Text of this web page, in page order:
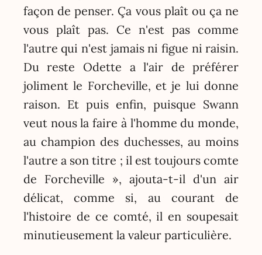
façon de penser. Ça vous plaît ou ça ne
vous plaît pas. Ce n'est pas comme
l'autre qui n'est jamais ni figue ni raisin.
Du reste Odette a l'air de préférer
joliment le Forcheville, et je lui donne
raison. Et puis enfin, puisque Swann
veut nous la faire à l'homme du monde,
au champion des duchesses, au moins
l'autre a son titre ; il est toujours comte
de Forcheville », ajouta-t-il d'un air
délicat, comme si, au courant de
l'histoire de ce comté, il en soupesait
minutieusement la valeur particulière.